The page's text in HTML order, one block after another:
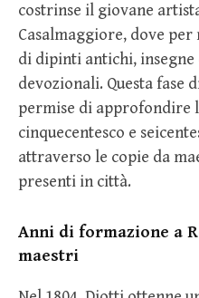
costrinse il giovane
Casalmaggiore, dove
di dipinti antichi,
devozionali. Questa fase
permise di approfondire
cinquecentesco e
attraverso le copie da
presenti in città.
Anni di formazione a
maestri